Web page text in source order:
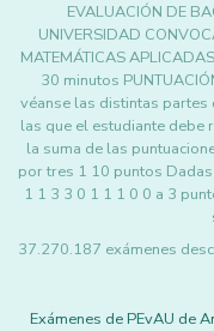
EVALUACIÓN DE
UNIVERSIDAD
MATEMÁTICAS
30 minutos
véanse las distintas
las que el estudiante debe
la suma de las
por tres 1 10 puntos
1 1 3 3 0 1 1 1 0 0 a 3
37.270.187 exámenes
Exámenes de PEvAU de